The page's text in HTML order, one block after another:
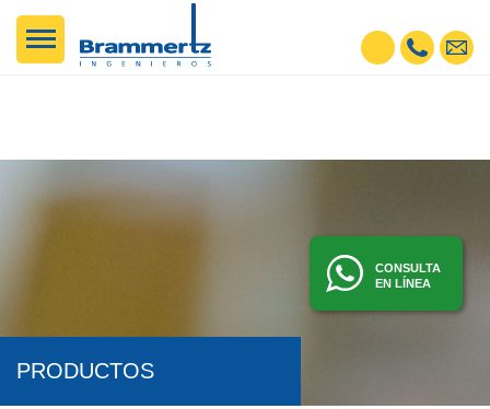
CONSULTA
EN LÍNEA
PRODUCTOS